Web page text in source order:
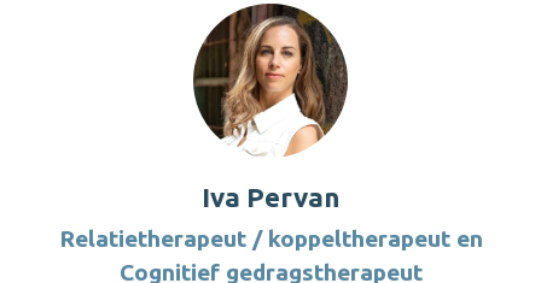
Iva Pervan
Relatietherapeut / koppeltherapeut en
Cognitief gedragstherapeut